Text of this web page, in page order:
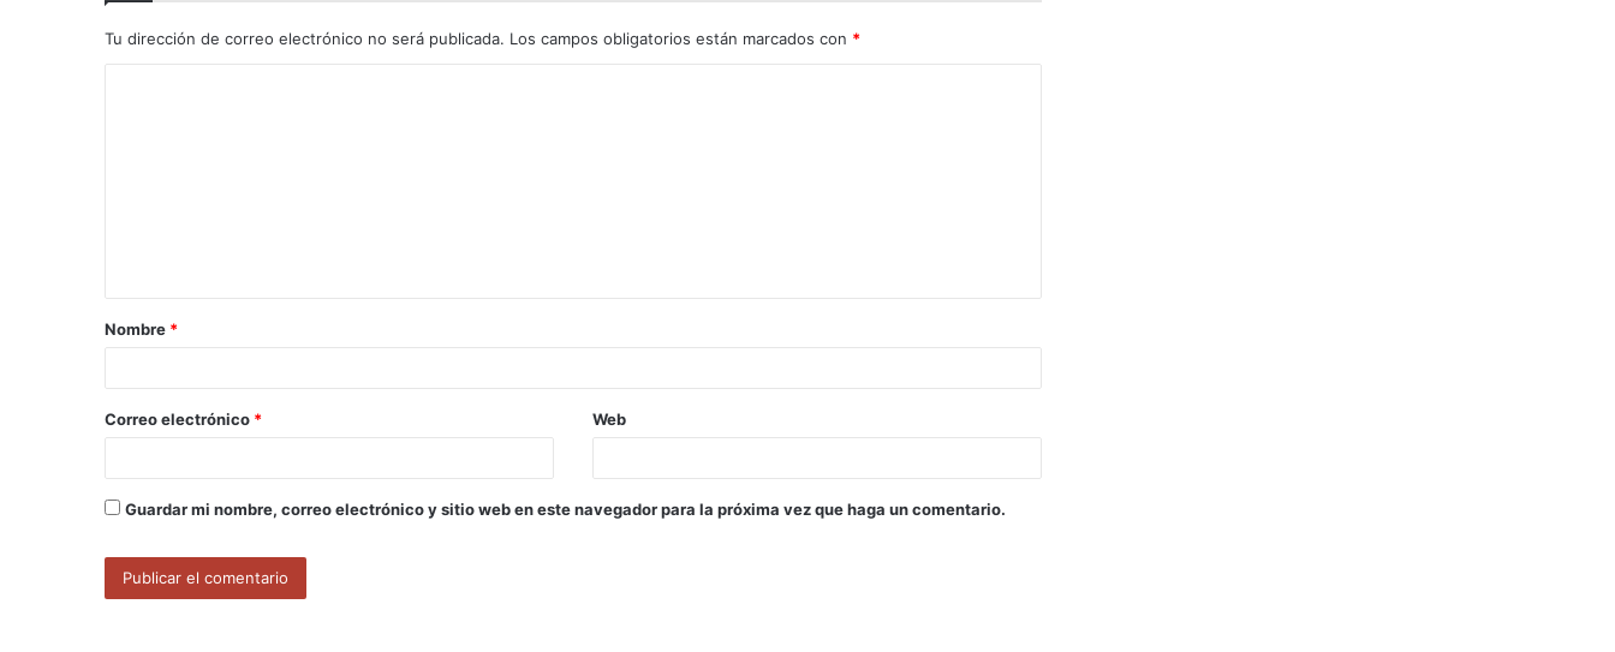
Tu dirección de correo electrónico no será publicada. Los campos obligatorios están marcados con *
a
r
*
Nombre *
Correo electrónico * Web
Guardar mi nombre, correo electrónico y sitio web en este navegador para la próxima vez que haga un comentario.